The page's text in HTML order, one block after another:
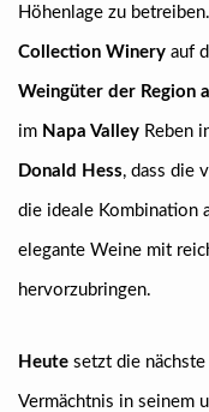
Höhenlage zu betreiben.
Collection Winery auf
Weingüter der Region
im Napa Valley Reben
Donald Hess, dass die
die ideale Kombination
elegante Weine mit
hervorzubringen.
Heute setzt die
Vermächtnis in seinem